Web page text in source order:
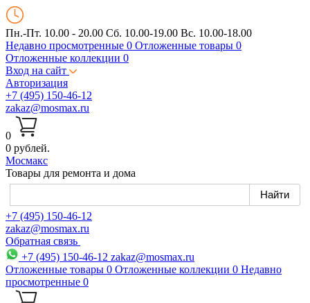
Пн.-Пт. 10.00 - 20.00 Сб. 10.00-19.00 Вс. 10.00-18.00
Недавно просмотренные 0 Отложенные товары 0
Отложенные коллекции 0
Вход на сайт
Авторизация
+7 (495) 150-46-12
zakaz@mosmax.ru
0
0 рублей.
Мосмакс
Товары для ремонта и дома
+7 (495) 150-46-12
zakaz@mosmax.ru
Обратная связь
+7 (495) 150-46-12 zakaz@mosmax.ru
Отложенные товары 0 Отложенные коллекции 0 Недавно
просмотренные 0